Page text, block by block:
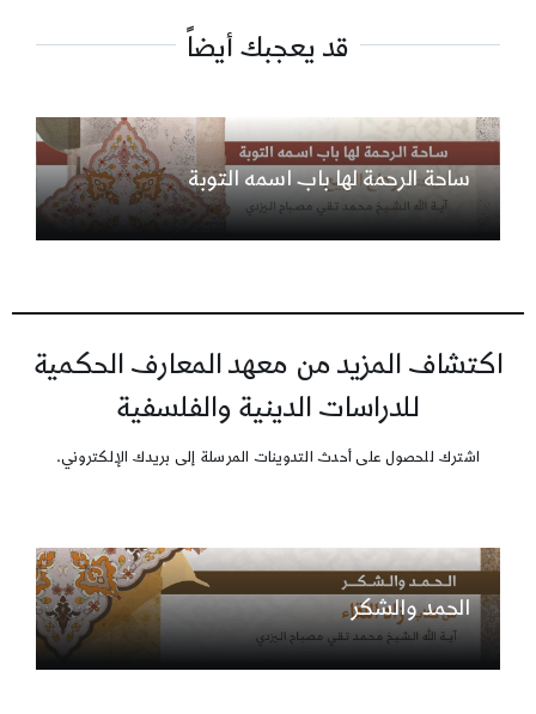
قد يعجبك أيضاً
ساحة الرحمة لها باب اسمه التوبة
اكتشاف المزيد من معهد المعارف الحكمية
للدراسات الدينية والفلسفية
اشترك للحصول على أحدث التدوينات المرسلة إلى بريدك الإلكتروني.
الحمد والشكر